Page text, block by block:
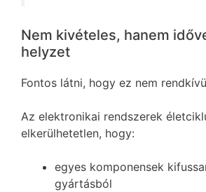
Nem kivételes, hanem
helyzet
Fontos látni, hogy ez nem
Az elektronikai rendszerek
elkerülhetetlen, hogy:
egyes komponensek
gyártásból